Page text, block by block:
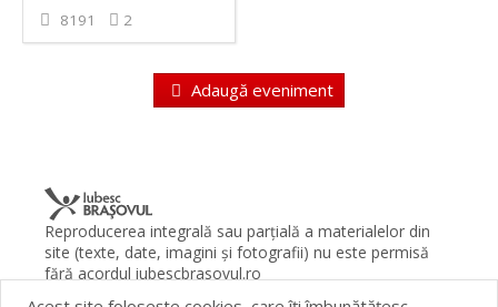
8191 2
Adaugă eveniment
Reproducerea integrală sau parţială a materialelor din
site (texte, date, imagini şi fotografii) nu este permisă
fără acordul iubescbrasovul.ro